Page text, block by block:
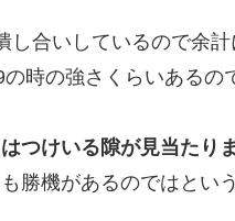
し合いしているので余
時の強さくらいあるの
つけいる隙が見当たり
勝機があるのではとい